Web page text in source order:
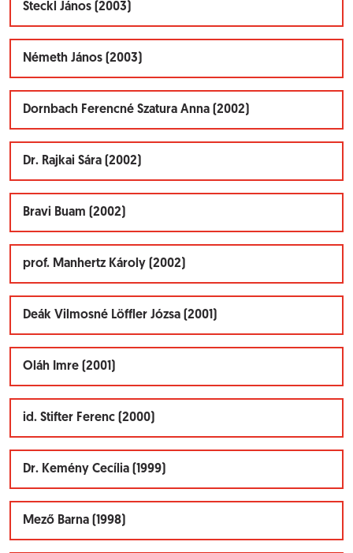
Steckl János (2003)
Németh János (2003)
Dornbach Ferencné Szatura Anna (2002)
Dr. Rajkai Sára (2002)
Bravi Buam (2002)
prof. Manhertz Károly (2002)
Deák Vilmosné Löffler Józsa (2001)
Oláh Imre (2001)
id. Stifter Ferenc (2000)
Dr. Kemény Cecília (1999)
Mező Barna (1998)